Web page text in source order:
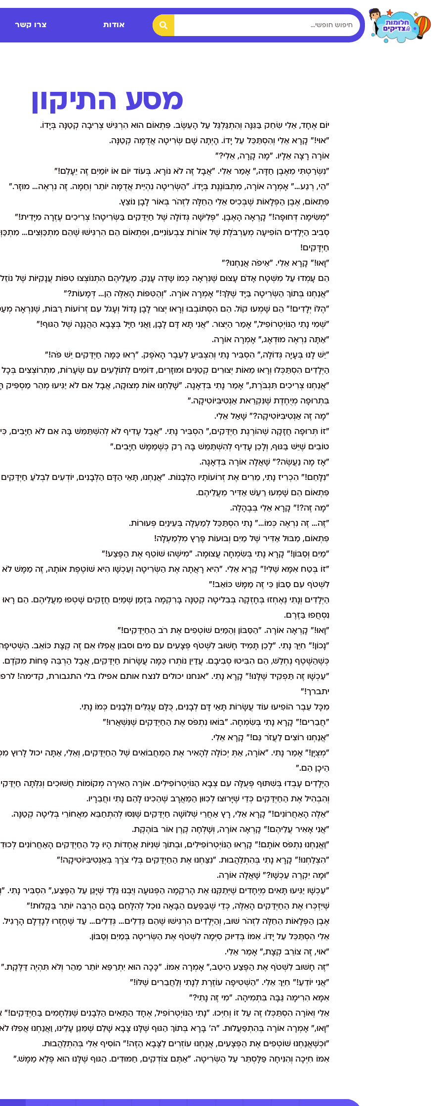
אודות צרו קשר
מסע התיקון
יוֹם אֶחָד, אֵלִי שִׂחֵק בַּגִּנָּה וְהִתְגַּלְגֵּל עַל הָעֵשֶׂב. פִּתְאוֹם הוּא הִרְגִּישׁ צְרִיבָה קְטַנָּה בְּיָדוֹ.
"אוּי!" קָרָא אֵלִי וְהִסְתַּכֵּל עַל יָדוֹ. הָיְתָה שָׁם שְׂרִיטָה אֲדֻמָּה קְטַנָּה.
אוֹרָה רָצָה אֵלָיו. "מָה קָרָה, אֵלִי?"
"נִשְׂרַטְתִּי מֵאֶבֶן חַדָּה," אָמַר אֵלִי. "אֲבָל זֶה לֹא נוֹרָא. בְּעוֹד יוֹם אוֹ יוֹמַיִם זֶה יֵעָלֵם!"
"הֵי, רְגַע…" אָמְרָה אוֹרָה, מִתְבּוֹנֶנֶת בְּיָדוֹ. "הַשְּׂרִיטָה נִהְיֵית אֲדֻמָּה יוֹתֵר וְחַמָּה. זֶה נִרְאֶה… מוּזָר."
פִּתְאוֹם, אֶבֶן הַפְּלָאוֹת שֶׁבְּכִיס אֵלִי הֵחֵלָּה לִזְהֹר בְּאוֹר לָבָן נוֹצֵץ.
"מְשִׂימָה דְּחוּפָה!" קָרְאָה הָאֶבֶן. "פְּלִישָׁה גְּדוֹלָה שֶׁל חַיְדַּקִים בַּשְּׂרִיטָה! צְרִיכִים עֶזְרָה מִיָּדִית!"
סְבִיב הַיְלָדִים הוֹפִיעָה מְעַרְבֹּלֶת שֶׁל אוֹרוֹת צִבְעוֹנִיִּים, וּפִתְאוֹם הֵם הִרְגִּישׁוּ שֶׁהֵם מִתְכַּוְּצִים…
חַיְדָּקִים!
"וָאוּ!" קָרָא אֵלִי. "אֵיפֹה אֲנַחְנוּ?"
הֵם עָמְדוּ עַל מִשְׁטָח אָדֹם עָצוּם שֶׁנִּרְאָה כְּמוֹ שָדֵה עָנַק. מֵעֲלֵיהֶם הִתְנוֹצְצוּ טִפּוֹת עֲנָקִיּוֹת שֶׁל
"אֲנַחְנוּ בְּתוֹךְ הַשְּׂרִיטָה בַּיָּד שֶׁלְּךָ!" אָמְרָה אוֹרָה. "וְהַטִּפּוֹת הָאֵלֶּה הֵן… דְּמָעוֹת?"
"הֶלּוֹ יְלָדִים!" הֵם שָׁמְעוּ קוֹל. הֵם הִסְתּוֹבְבוּ וְרָאוּ יְצוּר לָבָן גָּדוֹל וְעָגֹל עִם זְרוֹעוֹת רַבּוֹת, שֶׁנִּרְאָה
"שְׁמִי נָתִי הַנּוֹיְטְרוֹפִיל," אָמַר הַיְּצוּר. "אֲנִי תָּא דָּם לָבָן, וַאֲנִי חַיָּל בְּצָבָא הַהֲגָנָה שֶׁל הַגּוּף!"
"אַתָּה נִרְאֶה מוּדְאָג," אָמְרָה אוֹרָה.
"יֵשׁ לָנוּ בְּעָיָה גְּדוֹלָה," הִסְבִּיר נָתִי וְהִצְבִּיעַ לְעֵבֶר הָאֹפֶק. "רְאוּ כַּמָּה חַיְדַּקִים יֵשׁ פֹּה!"
הַיְלָדִים הִסְתַּכְּלוּ וְרָאוּ מֵאוֹת יְצוּרִים קְטַנִּים וּמוּזָרִים, דּוֹמִים לְתוֹלָעִים עִם שְׂעָרוֹת, מִתְרוֹצְצִים
"אֲנַחְנוּ צְרִיכִים תִּגְבֹּרֶת," אָמַר נָתִי בִּדְאָגָה. "שָׁלַחְנוּ אוֹת מְצוּקָה, אֲבָל אִם לֹא יַגִּיעוּ מְהֵר מַסְפִּיק
בִּתְרוּפָה מְיֻחֶדֶת שֶׁנִּקְרֵאת אַנְטִיבִּיוֹטִיקָה."
"מָה זֶה אַנְטִיבִּיּוֹטִיקָה?" שָׁאַל אֵלִי.
"זוֹ תְּרוּפָה חֲזָקָה שֶׁהוֹרֶגֶת חַיְדַּקִים," הִסְבִּיר נָתִי. "אֲבָל עָדִיף לֹא לְהִשְׁתַּמֵּשׁ בָּהּ אִם לֹא חַיָּבִים, כִּי
טוֹבִים שֶׁיֵּשׁ בַּגּוּף, וְלָכֵן עָדִיף לְהִשְׁתַּמֵּשׁ בָּהּ רַק כְּשֶׁמַּמָּשׁ חַיָּבִים."
"אָז מָה נַעֲשֶׂה?" שָׁאֲלָה אוֹרָה בִּדְאָגָה.
"נִלָּחֵם!" הִכְרִיז נָתִי, מֵרִים אֶת זְרוֹעוֹתָיו הַלְּבָנוֹת. "אֲנַחְנוּ, תָּאֵי הַדָּם הַלְּבָנִים, יוֹדְעִים לִבְלֹעַ
פִּתְאוֹם הֵם שָׁמְעוּ רַעַשׁ אַדִּיר מֵעֲלֵיהֶם.
"מָה זֶה?!" קָרָא אֵלִי בְּבֶהָלָה.
"זֶה… זֶה נִרְאֶה כְּמוֹ…" נָתִי הִסְתַּכֵּל לְמַעְלָה בְּעֵינַיִם פְּעוּרוֹת.
פִּתְאוֹם, מַבּוּל אַדִּיר שֶׁל מַיִם וְבוּעוֹת פָּרַץ מִלְמַעְלָה!
"מַיִם וְסַבּוֹן!" קָרָא נָתִי בְּשִׂמְחָה עֲצוּמָה. "מִישֶׁהוּ שׁוֹטֵף אֶת הַפֶּצַע!"
"זוֹ בְּטַח אִמָּא שֶׁלִּי!" קָרָא אֵלִי. "הִיא רָאֲתָה אֶת הַשְּׂרִיטָה וְעַכְשָׁו הִיא שׁוֹטֶפֶת אוֹתָהּ, זֶה מַמָּשׁ לֹא
לִשְׁטֹף עִם סַבּוֹן כִּי זֶה מַמָּשׁ כּוֹאֵב!"
הַיְלָדִים וְנָתִי נֶאֶחְזוּ בְּחָזְקָה בְּבִליטָה קְטַנָּה בָּרִקְמָה בִּזְמַן שֶׁמַּיִם חֲזָקִים שָׁטְפוּ מֵעֲלֵיהֶם. הֵם
נִסְחֲפוּ בַּזֶּרֶם.
"וָאוּ!" קָרְאָה אוֹרָה. "הַסַּבּוֹן וְהַמַּיִם שׁוֹטְפִים אֶת רֹב הַחַיְדַּקִים!"
"נָכוֹן!" חִיֵּךְ נָתִי. "לָכֵן תָּמִיד חָשׁוּב לִשְׁטֹף פְּצָעִים עם מים וסבון אֲפִלּוּ אִם זֶה קְצָת כּוֹאֵב.
כְּשֶׁהַשֶּׁטֶף נֶחְלַשׁ, הֵם הִבִּיטוּ סְבִיבָם. עֲדַיִן נוֹתְרוּ כַּמָּה עֲשָׂרוֹת חַיְדַּקִים, אֲבָל הַרְבֵּה פָּחוֹת מִקֹּדֶם.
"עַכְשָׁו זֶה תַּפְקִיד שֶׁלָּנוּ!" קָרָא נָתִי. "אנחנו יכולים לנצח אותם אפילו בלי התגבורת, קדימה!
יתברך!"
מִכָּל עֵבֶר הוֹפִיעוּ עוֹד עֲשָׂרוֹת תָּאֵי דָּם לְבָנִים, כֻּלָּם עֲגֻלִּים וְלְבָנִים כְּמוֹ נָתִי.
"חֲבֵרִים!" קָרָא נָתִי בְּשִׂמְחָה. "בּוֹאוּ נִתְפֹּס אֶת הַחַיְדַּקִים שֶׁנִּשְׁאֲרוּ!"
"אֲנַחְנוּ רוֹצִים לַעֲזֹר גַּם!" קָרָא אֵלִי.
"מְצֻיָּן!" אָמַר נָתִי. "אוֹרָה, אַתְּ יְכוֹלָה לְהָאִיר אֶת הַמַּחֲבוֹאִים שֶׁל הַחַיְדַּקִים, וְאֵלִי, אַתָּה יכול לָרוּץ
הֵיכָן הֵם."
הַיְלָדִים עָבְדוּ בְּשִׁתּוּף פְּעֻלָּה עִם צְבָא הַנּוֹיְטְרוֹפִילִים. אוֹרָה הֵאִירָה מְקוֹמוֹת חֲשׁוּכִים וְגִלְּתָה
וְהִבְהִיל אֶת הַחַיְדַּקִים כְּדֵי שֶׁיָּרוּצוּ לְכִוּוּן הַמַּאֲרָב שֶׁהֵכִינוּ לָהֵם נָתִי וחֲבֵרָיו.
"אֵלֶה הָאַחֲרוֹנִים!" קָרָא אֵלִי, רָץ אַחֲרֵי שְׁלוֹשָׁה חַיְדַּקִים שֶׁנִּסּוּ לְהִתְחַבֵּא מֵאֲחוֹרֵי בְּלִיטָה קְטַנָּה.
"אֲנִי אָאִיר עֲלֵיהֶם!" קָרְאָה אוֹרָה, וְשָׁלְחָה קֶרֶן אוֹר בּוֹהֶקֶת.
"וַאֲנַחְנוּ נִתְפֹּס אוֹתָם!" קָרְאוּ הַנּוֹיְטְרוֹפִילִים, וּבְתוֹךְ שְׁנִיּוֹת אֲחָדוֹת הָיוּ כָּל הַחַיְדַּקִים הָאַחֲרוֹנִים
"הִצְלַחְנוּ!" קָרָא נָתִי בְּהִתְלַהֲבוּת. "נִצַּחְנוּ אֶת הַחַיְדַּקִים בְּלִי צֹרֶךְ בְּאַנְטִיבִּיוֹטִיקָה!"
"וּמָה יִקְרֶה עַכְשָׁו?" שָׁאֲלָה אוֹרָה.
"עַכְשָׁו יַגִּיעוּ תָּאִים מְיֻחָדִים שֶׁיְּתַקְּנוּ אֶת הָרִקְמָה הַפְּגוּעָה וְיִבְנוּ גַּלֶּד שֶׁיָּגֵן עַל הַפֶּצַע," הִסְבִּיר נָתִי.
שֶׁיִּזְכְּרוּ אֶת הַחַיְדַּקִים הָאֵלֶּה, כְּדֵי שֶׁבַּפַּעַם הַבָּאָה נוּכַל לְהִלָּחֵם בָּהֶם הַרְבֵּה יוֹתֵר בֵּקָלוּת!"
אֶבֶן הַפְּלָאוֹת הֵחֵלָּה לִזְהֹר שׁוּב, וְהַיְלָדִים הִרְגִּישׁוּ שֶׁהֵם גְּדֵלִים… גְּדֵלִים… עַד שֶׁחָזְרוּ לְגָדְלָם הָרָגִיל.
אֵלִי הִסְתַּכֵּל עַל יָדוֹ. אִמּוֹ בְּדִיּוּק סִיְּמָה לִשְׁטֹף אֶת הַשְּׂרִיטָה בְּמַיִם וְסַבּוֹן.
"אוּי, זֶה צוֹרֵב קְצָת," אָמַר אֵלִי.
"זֶה חָשׁוּב לִשְׁטֹף אֶת הַפֶּצַע הֵיטֵב," אָמְרָה אִמּוֹ. "כָּכָה הוּא יִתְרַפֵּא יוֹתֵר מַהֵר וְלֹא תִּהְיֶה דַּלֶּקֶת."
"אֲנִי יוֹדֵעַ!" חִיֵּךְ אֵלִי. "הַשְּׁטִיפָה עוֹזֶרֶת לְנָתִי וְלַחֲבֵרִים שֶׁלּוֹ!"
אִמָּא הִרִימָה גַּבָּה בִּתְמִיהָה. "מִי זֶה נָתִי?"
אֵלִי וְאוֹרָה הִסְתַּכְּלוּ זֶה עַל זוֹ וְחִיְּכוּ. "נָתִי הַנּוֹיְטְרוֹפִיל, אֶחָד הַתָּאִים הַלְּבָנִים שֶׁנִּלְחָמִים בַּחַיְדַּקִים!"
"וָאוּ," אָמְרָה אוֹרָה בְּהִתְפַּעֲלוּת. "ה' בָּרָא בְּתוֹךְ הַגּוּף שֶׁלָּנוּ צָבָא שָׁלֵם שֶׁמֵּגֵן עָלֵינוּ, וַאֲנַחְנוּ אֲפִלּוּ
"וּכְשֶׁאֲנַחְנוּ שׁוֹטְפִים אֶת הַפְּצָעִים, אֲנַחְנוּ עוֹזְרִים לַצָּבָא הַזֶּה!" הוֹסִיף אֵלִי בְּהִתְלַהֲבוּת.
אִמּוֹ חִיְּכָה וְהִנִּיחָה פַּלָּסְתֵּר עַל הַשְּׂרִיטָה. "אַתֶּם צוֹדְקִים, חַמּוּדִים. הַגּוּף שֶׁלָּנוּ הוּא פֶּלֶא מַמָּשׁ."